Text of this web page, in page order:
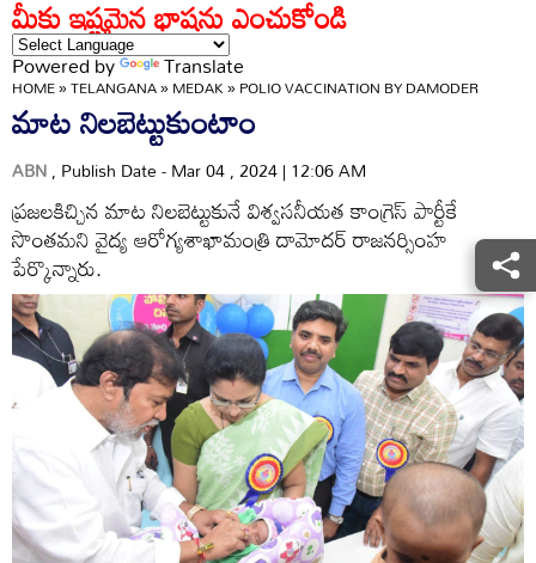
మీకు ఇష్టమైన భాషను ఎంచుకోండి
Powered by Translate
HOME»TELANGANA»MEDAK»POLIO VACCINATION BY DAMODER
మాట నిలబెట్టుకుంటాం
ABN, Publish Date - Mar 04 , 2024 | 12:06 AM
ప్రజలకిచ్చిన మాట నిలబెట్టుకునే విశ్వసనీయత కాంగ్రెస్‌ పార్టీకే
సొంతమని వైద్య ఆరోగ్యశాఖామంత్రి దామోదర్‌ రాజనర్సింహ
పేర్కొన్నారు.